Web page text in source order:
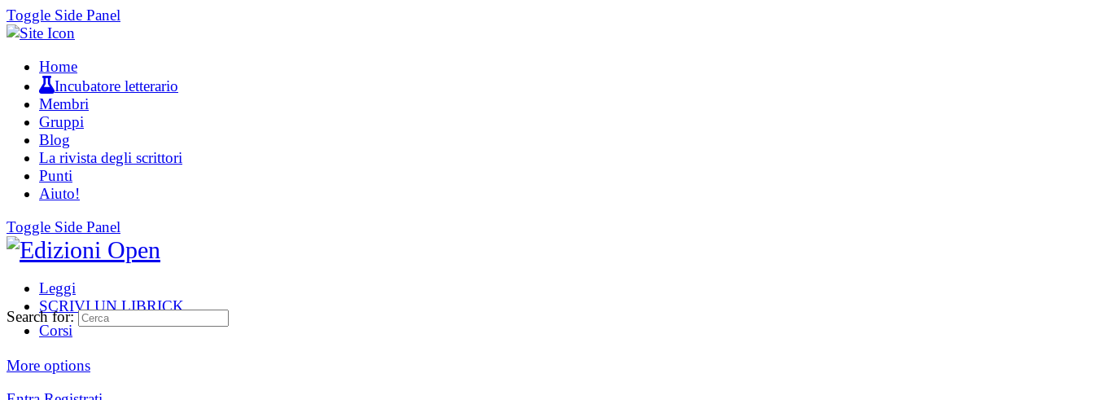
Toggle Side Panel
Home
Incubatore letterario
Membri
Gruppi
Blog
La rivista degli scrittori
Punti
Aiuto!
Toggle Side Panel
Leggi
SCRIVI UN LIBRICK
Corsi
More options
Search for: